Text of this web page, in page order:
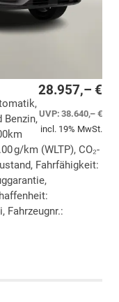
28.957,– €
UVP:38.640,– €
incl. 19% MwSt.
Benzin,
g/km (WLTP), CO₂-
Fahrfähigkeit:
Fahrzeugnr.: